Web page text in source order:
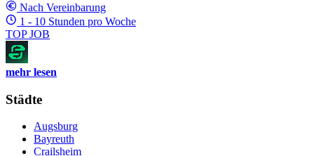
Nach Vereinbarung
1 - 10 Stunden pro Woche
TOP JOB
mehr lesen
Städte
Augsburg
Bayreuth
Crailsheim